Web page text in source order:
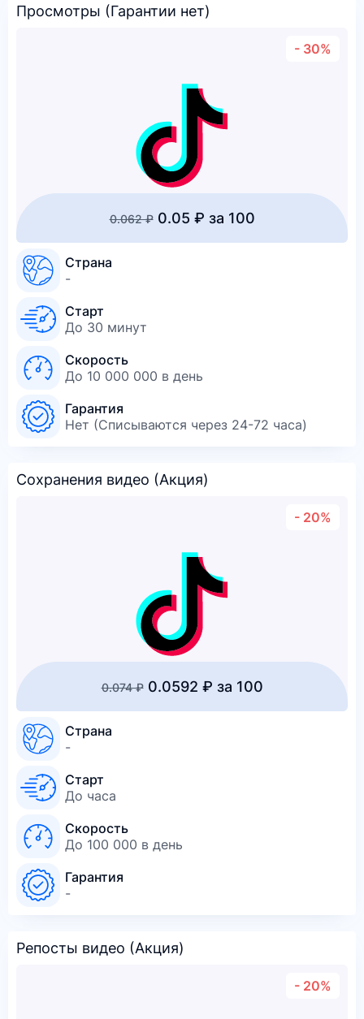
Просмотры (Гарантии нет)
- 30%
0.062 ₽0.05 ₽ за 100
Страна
-
Старт
До 30 минут
Скорость
До 10 000 000 в день
Гарантия
Нет (Списываются через 24-72 часа)
Сохранения видео (Акция)
- 20%
0.074 ₽0.0592 ₽ за 100
Страна
-
Старт
До часа
Скорость
До 100 000 в день
Гарантия
-
Репосты видео (Акция)
- 20%